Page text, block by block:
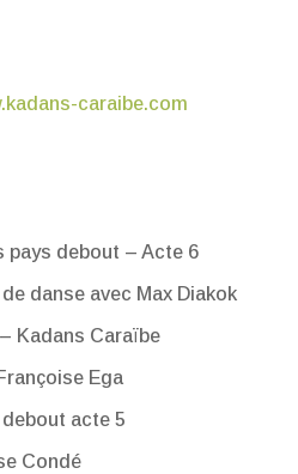
caraibe.com
pays debout – Acte 6
danse avec Max Diakok
Kadans Caraïbe
Ega
acte 5
Condé